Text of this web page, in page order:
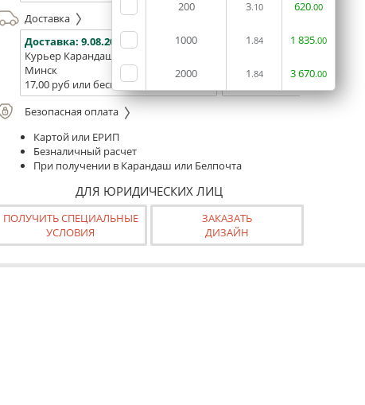
200 3.10 620.00
1000 1 .84 1 835.00
2000 1 .84 3670.00
Доставка
Доставка: 9.08.2026
Курьер Карандаш
Минск
17,00 руб или бесплатно от 400 руб.
Доставка:
11.08.2026 -
Минск и Беларусь
Безопасная оплата
Картой или ЕРИП
Безналичный расчет
При получении в Карандаш или Белпочта
ДЛЯ ЮРИДИЧЕСКИХ ЛИЦ
ПОЛУЧИТЬ СПЕЦИАЛЬНЫЕ
УСЛОВИЯ
ЗАКАЗАТЬ
ДИЗАЙН